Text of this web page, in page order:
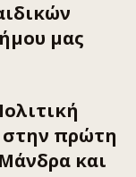
μας
στην πρώτη
και